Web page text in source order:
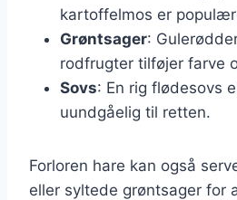
kartoffelmos er
Grøntsager:
rodfrugter tilføjer farve
Sovs: En rig flødesovs
uundgåelig til retten.
Forloren hare kan også
eller syltede grøntsager for